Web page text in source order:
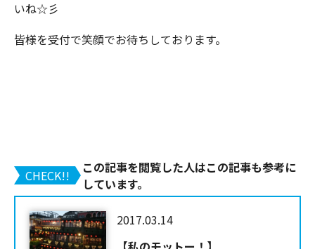
いね☆彡
皆様を受付で笑顔でお待ちしております。
CHECK!!
この記事を閲覧した人はこの記事も参考に
しています。
2017.03.14